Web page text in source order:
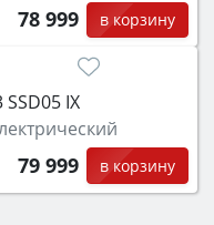
78 999 в корзину
SSD05 IX
79 999 в корзину